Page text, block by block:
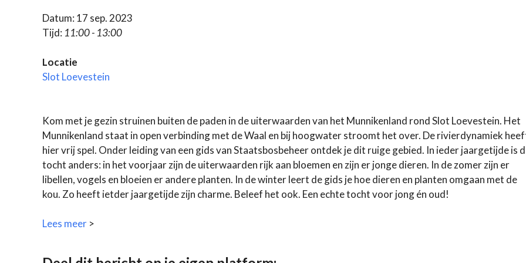
Datum: 17 sep. 2023
Tijd: 11:00 - 13:00
Locatie
Slot Loevestein
Kom met je gezin struinen buiten de paden in de uiterwaarden van het Munnikenland rond Slot Loevestein. Het
Munnikenland staat in open verbinding met de Waal en bij hoogwater stroomt het over. De rivierdynamiek
hier vrij spel. Onder leiding van een gids van Staatsbosbeheer ontdek je dit ruige gebied. In ieder jaargetijde is
tocht anders: in het voorjaar zijn de uiterwaarden rijk aan bloemen en zijn er jonge dieren. In de zomer zijn er
libellen, vogels en bloeien er andere planten. In de winter leert de gids je hoe dieren en planten omgaan met de
kou. Zo heeft ietder jaargetijde zijn charme. Beleef het ook. Een echte tocht voor jong én oud!
Lees meer >